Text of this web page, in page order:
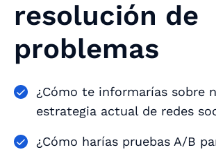
resolución de
problemas
¿Cómo te informarías sobre
estrategia actual de redes
¿Cómo harías pruebas A/B